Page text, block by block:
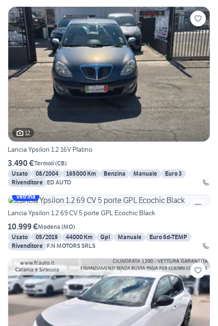
12
Lancia Ypsilon 1.2 16V Platino
3.490 €Termoli(CB)
Usato
08/2004 165000 Km Benzina Manuale
Euro 3
Rivenditore ED AUTO
Vetrina
Lancia Ypsilon 1.2 69 CV 5 porte GPL Ecochic Black
10.999 €Modena (MO)
Usato
05/2019 44000 Km Gpl Manuale
Euro 6d-TEMP
Rivenditore F.N MOTORS SRLS